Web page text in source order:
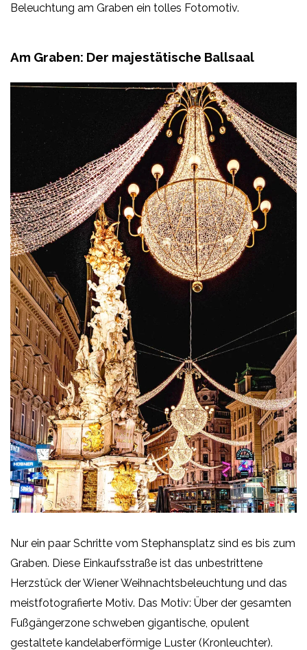
Beleuchtung am Graben ein tolles Fotomotiv.
Am Graben: Der majestätische Ballsaal
Nur ein paar Schritte vom Stephansplatz sind es bis zum
Graben. Diese Einkaufsstraße ist das unbestrittene
Herzstück der Wiener Weihnachtsbeleuchtung und das
meistfotografierte Motiv. Das Motiv: Über der gesamten
Fußgängerzone schweben gigantische, opulent
gestaltete kandelaberförmige Luster (Kronleuchter).